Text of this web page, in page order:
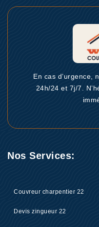
En cas d’urgence,
24h/24 et 7j/7.
Nos Services:
Couvreur charpentier 22
Devis zingueur 22